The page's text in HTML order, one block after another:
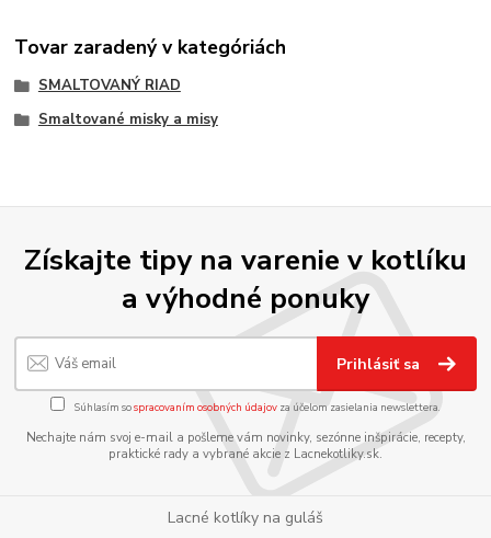
Tovar zaradený v kategóriách
SMALTOVANÝ RIAD
Smaltované misky a misy
Získajte tipy na varenie v kotlíku
a výhodné ponuky
Prihlásiť sa
Súhlasím sospracovaním osobných údajov za účelom zasielania newslettera.
Nechajte nám svoj e-mail a pošleme vám novinky, sezónne inšpirácie, recepty,
praktické rady a vybrané akcie z Lacnekotliky.sk.
Lacné kotlíky na guláš